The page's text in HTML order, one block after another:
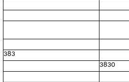
383
3830